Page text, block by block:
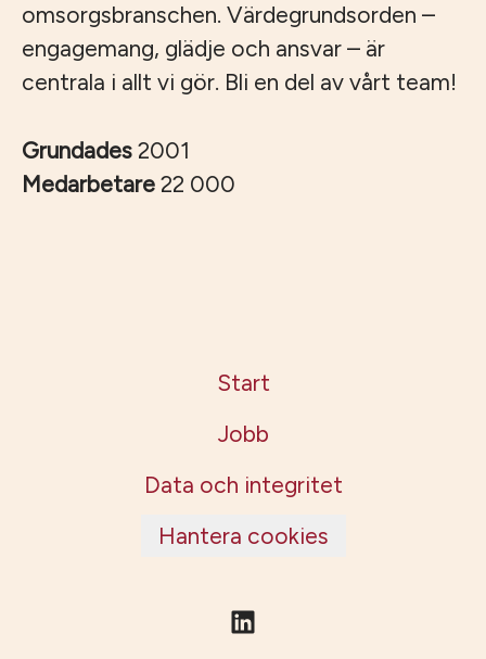
omsorgsbranschen. Värdegrundsorden –
engagemang, glädje och ansvar – är
centrala i allt vi gör. Bli en del av vårt team!
Grundades 2001
Medarbetare 22 000
Start
Jobb
Data och integritet
Hantera cookies